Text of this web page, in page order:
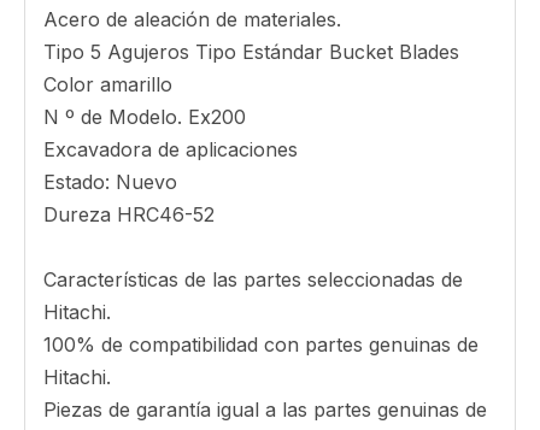
Acero de aleación de materiales.
Tipo 5 Agujeros Tipo Estándar Bucket Blades
Color amarillo
N º de Modelo. Ex200
Excavadora de aplicaciones
Estado: Nuevo
Dureza HRC46-52
Características de las partes seleccionadas de
Hitachi.
100% de compatibilidad con partes genuinas de
Hitachi.
Piezas de garantía igual a las partes genuinas de